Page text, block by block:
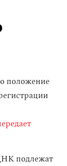
положение
подлежат